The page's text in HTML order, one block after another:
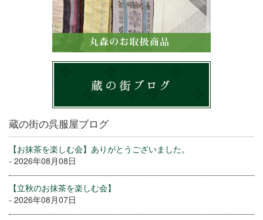
蔵の街の呉服屋ブログ
【お抹茶を楽しむ会】ありがとうございました。
- 2026年08月08日
【立秋のお抹茶を楽しむ会】
- 2026年08月07日